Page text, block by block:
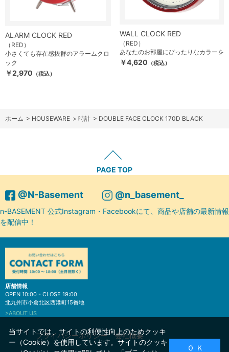
ALARM CLOCK RED
（RED）
小さくても存在感抜群のアラームクロ
ック
￥2,970 （税込）
WALL CLOCK RED
（RED）
あなたのお部屋にぴったりなカラーを
￥4,620 （税込）
ホーム > HOUSEWARE > 時計 > DOUBLE FACE CLOCK 170D BLACK
PAGE TOP
@N-Basement @n_basement_
n-BASEMENT 公式Instagram・Facebookにて、商品や店舗の最新情報
を配信中！
店舗情報
OPEN 10:00 - CLOSE 19:00
北九州市小倉北区西港町15番地
>ABOUT US
プライバシーポリシー 会社概要
当サイトでは、サイトの利便性向上のためクッキ
ー（Cookie）を使用しています。サイトのクッキ
Ｏ Ｋ